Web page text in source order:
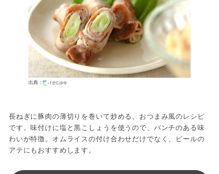
出典：
長ねぎに豚肉の薄切りを巻いて炒める、おつまみ風のレシピ
です。味付けに塩と黒こしょうを使うので、パンチのある味
わいが特徴。オムライスの付け合わせだけでなく、ビールの
アテにもおすすめします。